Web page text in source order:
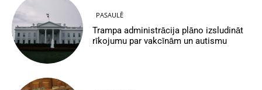
PASAULĒ
Trampa administrācija plāno izsludināt
rīkojumu par vakcīnām un autismu